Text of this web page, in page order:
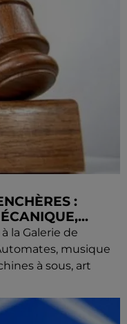
:
la Galerie de
musique
à sous, art